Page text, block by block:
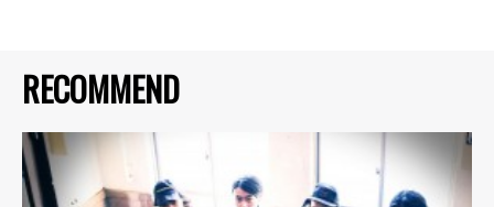
RECOMMEND